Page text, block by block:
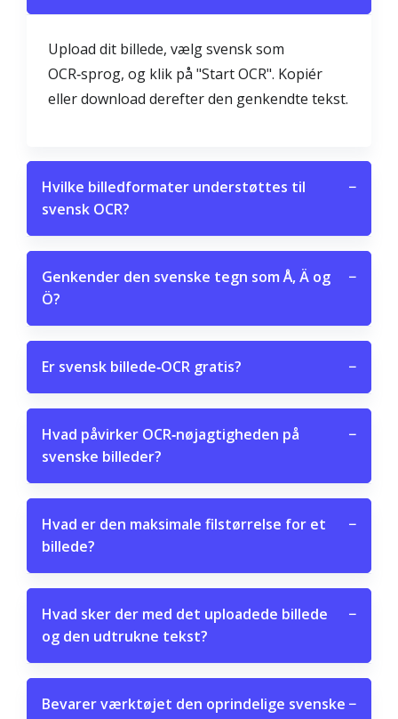
Upload dit billede, vælg svensk som
OCR‑sprog, og klik på "Start OCR". Kopiér
eller download derefter den genkendte tekst.
Hvilke billedformater understøttes til
svensk OCR?
−
Genkender den svenske tegn som Å, Ä og
Ö?
−
Er svensk billede‑OCR gratis? −
Hvad påvirker OCR‑nøjagtigheden på
svenske billeder?
−
Hvad er den maksimale filstørrelse for et
billede?
−
Hvad sker der med det uploadede billede
og den udtrukne tekst?
−
Bevarer værktøjet den oprindelige svenske −